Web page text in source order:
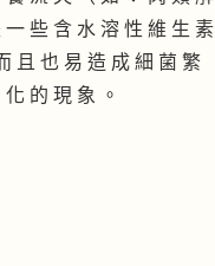
一 些 含 水 溶 性 維 生 素
且 也 易 造 成 細 菌 繁
的 現 象 。